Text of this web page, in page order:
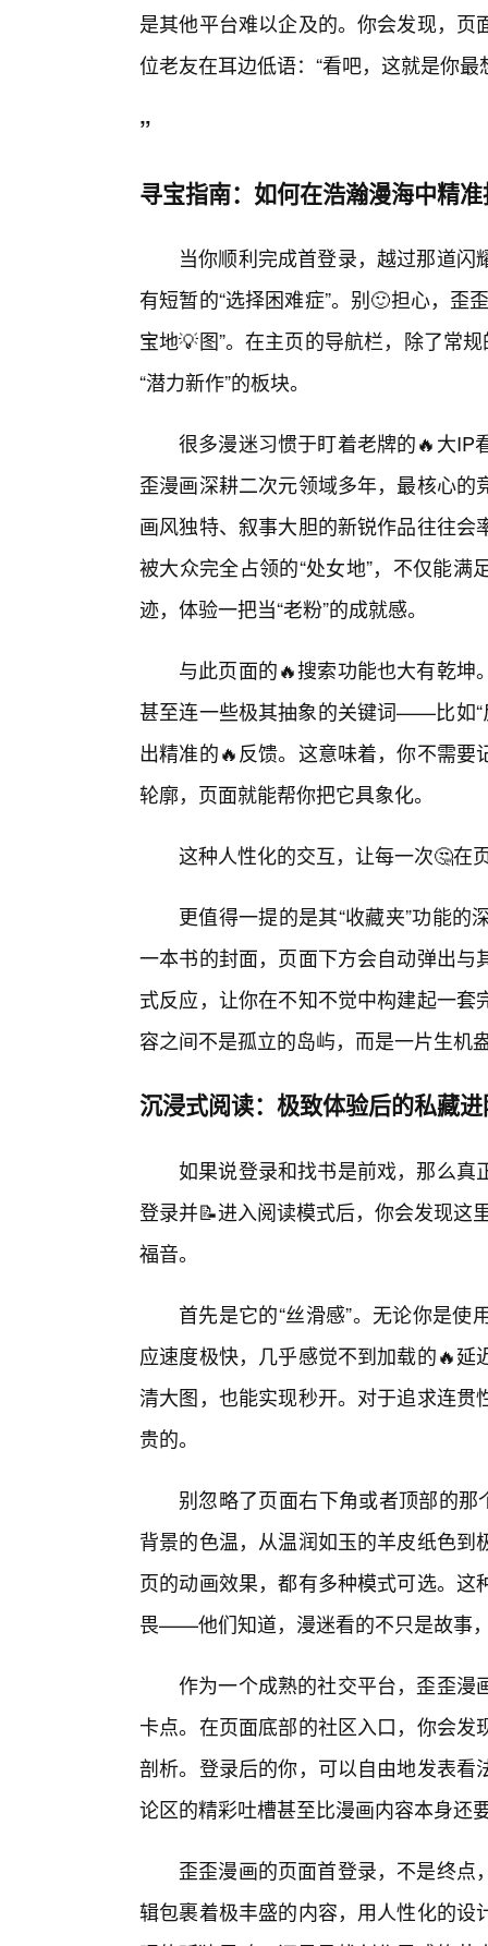
是其他平台难以企及的。你会发现，
位老友在耳边低语：“看吧，这就是你
”
寻宝指南：如何在浩瀚漫海中精
当你顺利完成首登录，越过那道
有短暂的“选择困难症”。别🙂担心，歪
宝地💡图”。在主页的导航栏，除了常
“潜力新作”的板块。
很多漫迷习惯于盯着老牌的🔥大IP
歪漫画深耕二次元领域多年，最核心
画风独特、叙事大胆的新锐作品往往
被大众完全占领的“处女地”，不仅能
迹，体验一把当“老粉”的成就感。
与此页面的🔥搜索功能也大有乾
甚至连一些极其抽象的关键词——比如“
出精准的🔥反馈。这意味着，你不需
轮廓，页面就能帮你把它具象化。
这种人性化的交互，让每一次🤔在
更值得一提的是其“收藏夹”功能
一本书的封面，页面下方会自动弹出
式反应，让你在不知不觉中构建起一
容之间不是孤立的岛屿，而是一片生机
沉浸式阅读：极致体验后的私藏
如果说登录和找书是前戏，那么真
登录并📝进入阅读模式后，你会发现这
福音。
首先是它的“丝滑感”。无论你是
应速度极快，几乎感觉不到加载的🔥
清大图，也能实现秒开。对于追求连
贵的。
别忽略了页面右下角或者顶部的那
背景的色温，从温润如玉的羊皮纸色
页的动画效果，都有多种模式可选。
畏——他们知道，漫迷看的不只是故事
作为一个成熟的社交平台，歪歪漫
卡点。在页面底部的社区入口，你会
剖析。登录后的你，可以自由地发表
论区的精彩吐槽甚至比漫画内容本身还
歪歪漫画的页面首登录，不是终
辑包裹着极丰盛的内容，用人性化的